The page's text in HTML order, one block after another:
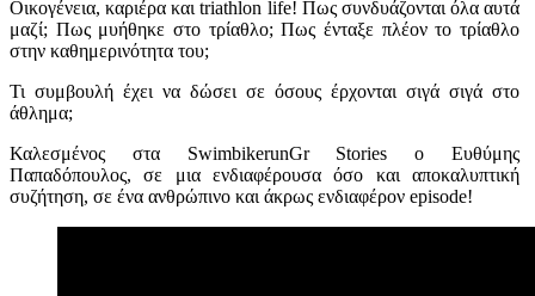
Οικογένεια, καριέρα και triathlon life! Πως συνδυάζονται όλα αυτά
μαζί; Πως μυήθηκε στο τρίαθλο; Πως ένταξε πλέον το τρίαθλο
στην καθημερινότητα του;
Τι συμβουλή έχει να δώσει σε όσους έρχονται σιγά σιγά στο
άθλημα;
Καλεσμένος στα SwimbikerunGr Stories ο Ευθύμης
Παπαδόπουλος, σε μια ενδιαφέρουσα όσο και αποκαλυπτική
συζήτηση, σε ένα ανθρώπινο και άκρως ενδιαφέρον episode!